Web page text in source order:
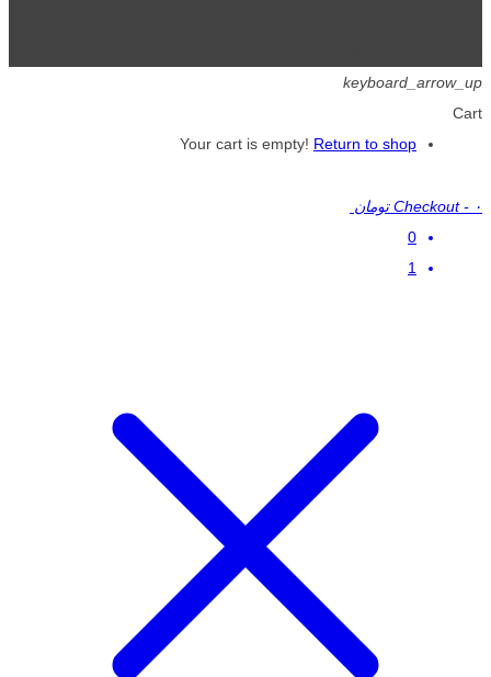
keyboard_arrow_up
Cart
Your cart is empty! Return to shop
Checkout - ۰ تومان
0
1